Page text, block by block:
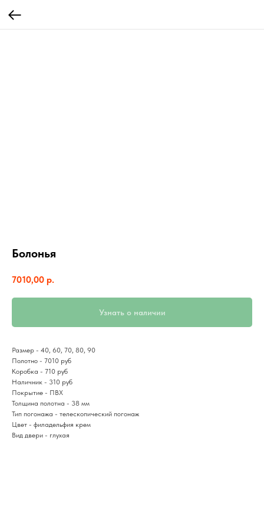
Болонья
7010,00 р.
Узнать о наличии
Размер - 40, 60, 70, 80, 90
Полотно - 7010 руб
Коробка - 710 руб
Наличник - 310 руб
Покрытие - ПВХ
Толщина полотна - 38 мм
Тип погонажа - телескопический погонаж
Цвет - филадельфия крем
Вид двери - глухая